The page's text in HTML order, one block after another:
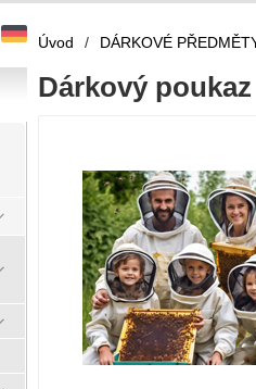
Úvod / DÁRKOVÉ
Dárkový